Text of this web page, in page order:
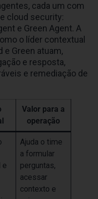
cada um com
cloud security:
e Green Agent. A
o líder contextual
e Green atuam,
e resposta,
e remediação de
Valor para a
operação
e
Ajuda o time
a formular
perguntas,
acessar
contexto e